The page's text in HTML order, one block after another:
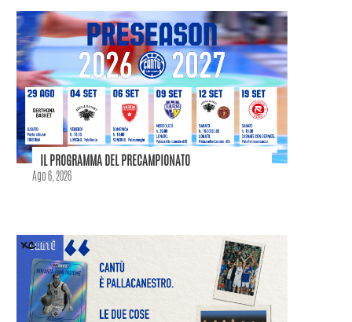
IL PROGRAMMA DEL PRECAMPIONATO
Ago 6, 2026